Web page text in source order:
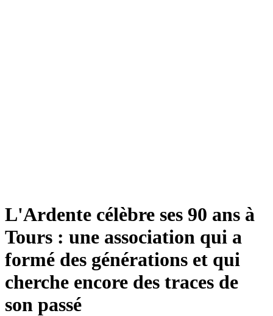
L'Ardente célèbre ses 90 ans à
Tours : une association qui a
formé des générations et qui
cherche encore des traces de
son passé